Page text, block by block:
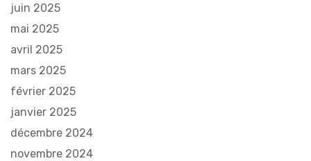
juin 2025
mai 2025
avril 2025
mars 2025
février 2025
janvier 2025
décembre 2024
novembre 2024